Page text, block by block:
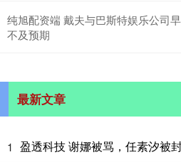
纯旭配资端 戴夫与巴斯特娱乐公司
不及预期
最新文章
1 盈透科技 谢娜被骂，任素汐被